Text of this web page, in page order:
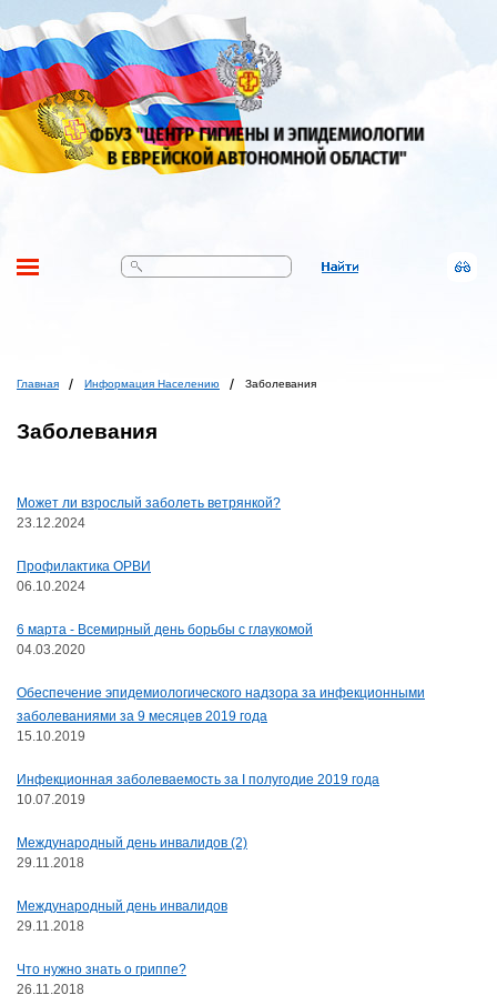
Поиск
Главная Информация Населению Заболевания
Заболевания
Может ли взрослый заболеть ветрянкой?
23.12.2024
Профилактика ОРВИ
06.10.2024
6 марта - Всемирный день борьбы с глаукомой
04.03.2020
Обеспечение эпидемиологического надзора за инфекционными
заболеваниями за 9 месяцев 2019 года
15.10.2019
Инфекционная заболеваемость за I полугодие 2019 года
10.07.2019
Международный день инвалидов (2)
29.11.2018
Международный день инвалидов
29.11.2018
Что нужно знать о гриппе?
26.11.2018